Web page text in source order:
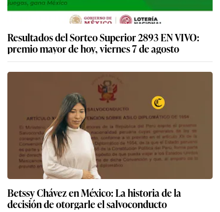
Resultados del Sorteo Superior 2893 EN VIVO:
premio mayor de hoy, viernes 7 de agosto
Betssy Chávez en México: La historia de la
decisión de otorgarle el salvoconducto